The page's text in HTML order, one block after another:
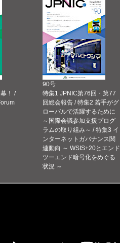
！ /
90号
特集1 JPNIC第76回・第77
回総会報告 / 特集2 若手がグ
ローバルで活躍するために
～国際会議参加支援プログ
ラムの取り組み～ / 特集3 イ
ンターネットガバナンス関
連動向 ～ WSIS+20とエンド
ツーエンド暗号化をめぐる
状況 ～